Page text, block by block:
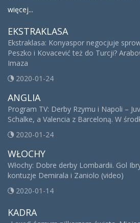
więcej...
EKSTRAKLASA
Ekstraklasa: Konyaspor negocjuje
Peszko i Kovacević też do Turcji?
Imaza
2020-01-24
ANGLIA
Program TV: Derby Rzymu i Napoli –
Schalke, a Valencia z Barceloną. W
2020-01-24
WŁOCHY
Włochy: Dobre derby Lombardii. Gol
kontuzje Demirala i Zaniolo (video)
2020-01-14
KADRA